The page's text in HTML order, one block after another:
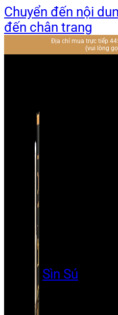
Chuyển đến nội
đến chân trang
Địa chỉ mua trực tiếp
(vui lòng
Sìn Sú